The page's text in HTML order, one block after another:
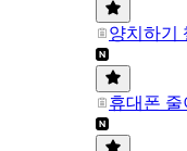
양치하기
휴대폰 줄